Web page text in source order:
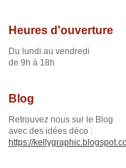
Heures d'ouverture
Du lundi au vendredi
de 9h à 18h
Blog
Retrouvez nous sur le Blog
avec des idées déco :
https://